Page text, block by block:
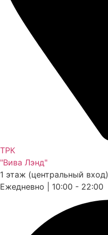
ТРК
"Вива Лэнд"
1 этаж (центральный вход)
Ежедневно | 10:00 - 22:00